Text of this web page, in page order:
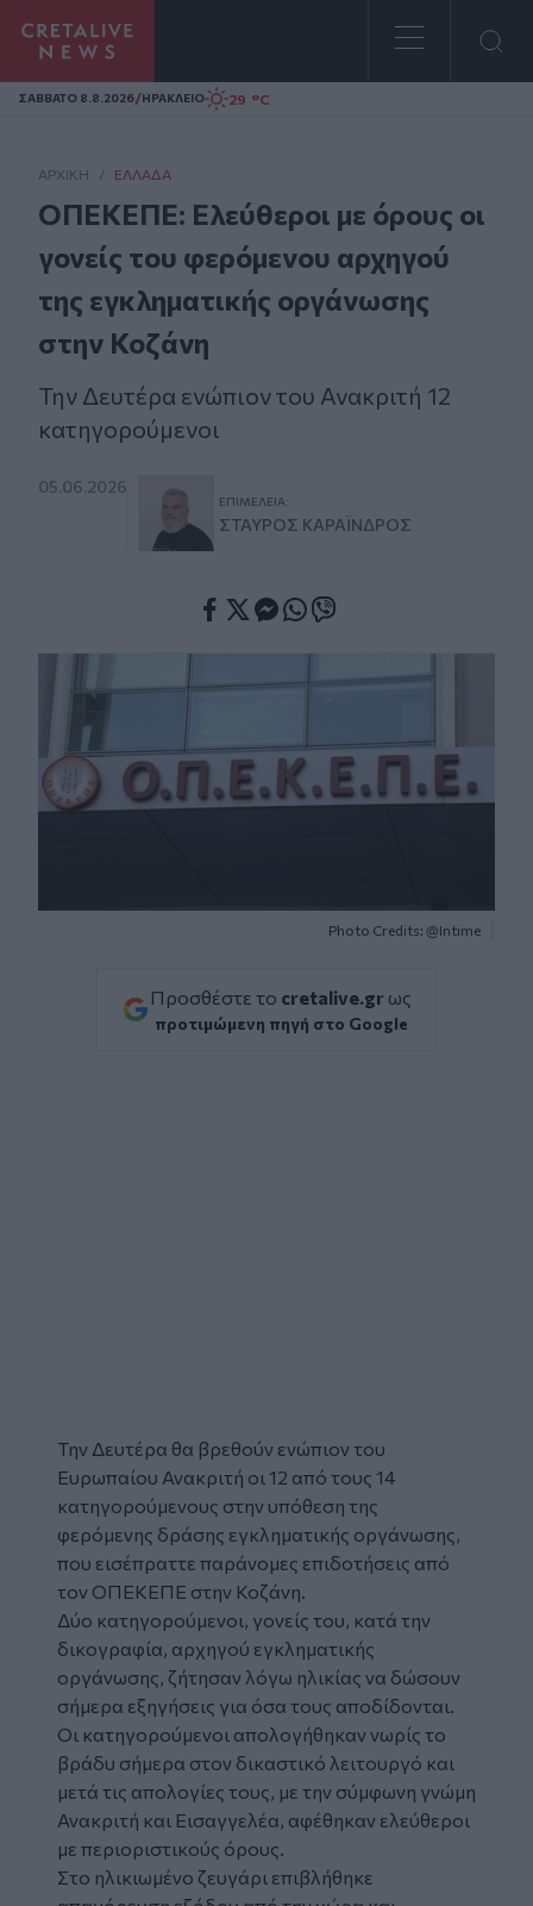
Homepage
ΣAΒΒΑΤΟ 8.8.2026/ΗΡΑΚΛΕΙΟ 29 °C
ΑΡΧΙΚΗ / ΕΛΛΆΔΑ
ΟΠΕΚΕΠΕ: Ελεύθεροι με όρους οι
γονείς του φερόμενου αρχηγού
της εγκληματικής οργάνωσης
στην Κοζάνη
Την Δευτέρα ενώπιον του Ανακριτή 12
κατηγορούμενοι
05.06.2026
ΕΠΙΜΈΛΕΙΑ:
ΣΤΑΎΡΟΣ ΚΑΡΑΪ́ΝΔΡΟΣ
Photo Credits: @Intime
Προσθέστε το cretalive.gr ως
προτιμώμενη πηγή στο Google
Την Δευτέρα θα βρεθούν ενώπιον του
Ευρωπαίου Ανακριτή οι 12 από τους 14
κατηγορούμενους στην υπόθεση της
φερόμενης δράσης εγκληματικής οργάνωσης,
που εισέπραττε παράνομες επιδοτήσεις από
τον ΟΠΕΚΕΠΕ στην Κοζάνη.
Δύο κατηγορούμενοι, γονείς του, κατά την
δικογραφία, αρχηγού εγκληματικής
οργάνωσης, ζήτησαν λόγω ηλικίας να δώσουν
σήμερα εξηγήσεις για όσα τους αποδίδονται.
Οι κατηγορούμενοι απολογήθηκαν νωρίς το
βράδυ σήμερα στον δικαστικό λειτουργό και
μετά τις απολογίες τους, με την σύμφωνη γνώμη
Ανακριτή και Εισαγγελέα, αφέθηκαν ελεύθεροι
με περιοριστικούς όρους.
Στο ηλικιωμένο ζευγάρι επιβλήθηκε